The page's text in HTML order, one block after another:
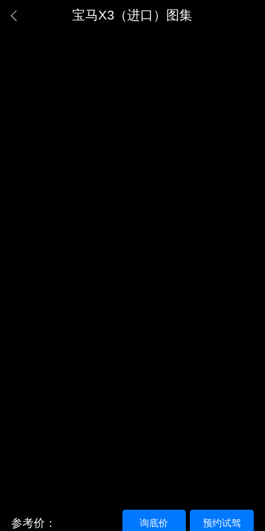
宝马X3（进口）图集
参考价： 预约试驾
询底价